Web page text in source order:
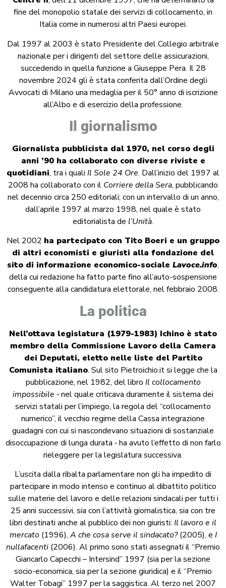
fine del monopolio statale dei servizi di collocamento, in
Italia come in numerosi altri Paesi europei.
Dal 1997 al 2003 è stato Presidente del Collegio arbitrale
nazionale per i dirigenti del settore delle assicurazioni,
succedendo in quella funzione a Giuseppe Pera. Il 28
novembre 2024 gli è stata conferita dall’Ordine degli
Avvocati di Milano una medaglia per il 50° anno di iscrizione
all’Albo e di esercizio della professione.
Il giornalismo
Giornalista pubblicista dal 1970, nel corso degli
anni ’90 ha collaborato con diverse riviste e
quotidiani, tra i quali Il Sole 24 Ore. Dall’inizio del 1997 al
2008 ha collaborato con il Corriere della Sera, pubblicando
nel decennio circa 250 editoriali; con un intervallo di un anno,
dall’aprile 1997 al marzo 1998, nel quale è stato
editorialista de l’Unità.
Nel 2002 ha partecipato con Tito Boeri e un gruppo
di altri economisti e giuristi alla fondazione del
sito di informazione economico-sociale Lavoce.info,
della cui redazione ha fatto parte fino all’auto-sospensione
conseguente alla candidatura elettorale, nel febbraio 2008.
La politica
Nell’ottava legislatura (1979-1983) Ichino è stato
membro della Commissione Lavoro della Camera
dei Deputati, eletto nelle liste del Partito
Comunista italiano. Sul sito Pietroichio.it si legge che la
pubblicazione, nel 1982, del libro Il collocamento
impossibile ‑ nel quale criticava duramente il sistema dei
servizi statali per l’impiego, la regola del “collocamento
numerico”, il vecchio regime della Cassa integrazione
guadagni con cui si nascondevano situazioni di sostanziale
disoccupazione di lunga durata ‑ ha avuto l’effetto di non farlo
rieleggere per la legislatura successiva.
L’uscita dalla ribalta parlamentare non gli ha impedito di
partecipare in modo intenso e continuo al dibattito politico
sulle materie del lavoro e delle relazioni sindacali per tutti i
25 anni successivi, sia con l’attività giornalistica, sia con tre
libri destinati anche al pubblico dei non giuristi: Il lavoro e il
mercato (1996), A che cosa serve il sindacato?(2005), e I
nullafacenti (2006). Al primo sono stati assegnati il “Premio
Giancarlo Capecchi – Intersind” 1997 (sia per la sezione
socio-economica, sia per la sezione giuridica) e il “Premio
Walter Tobagi” 1997 per la saggistica. Al terzo nel 2007